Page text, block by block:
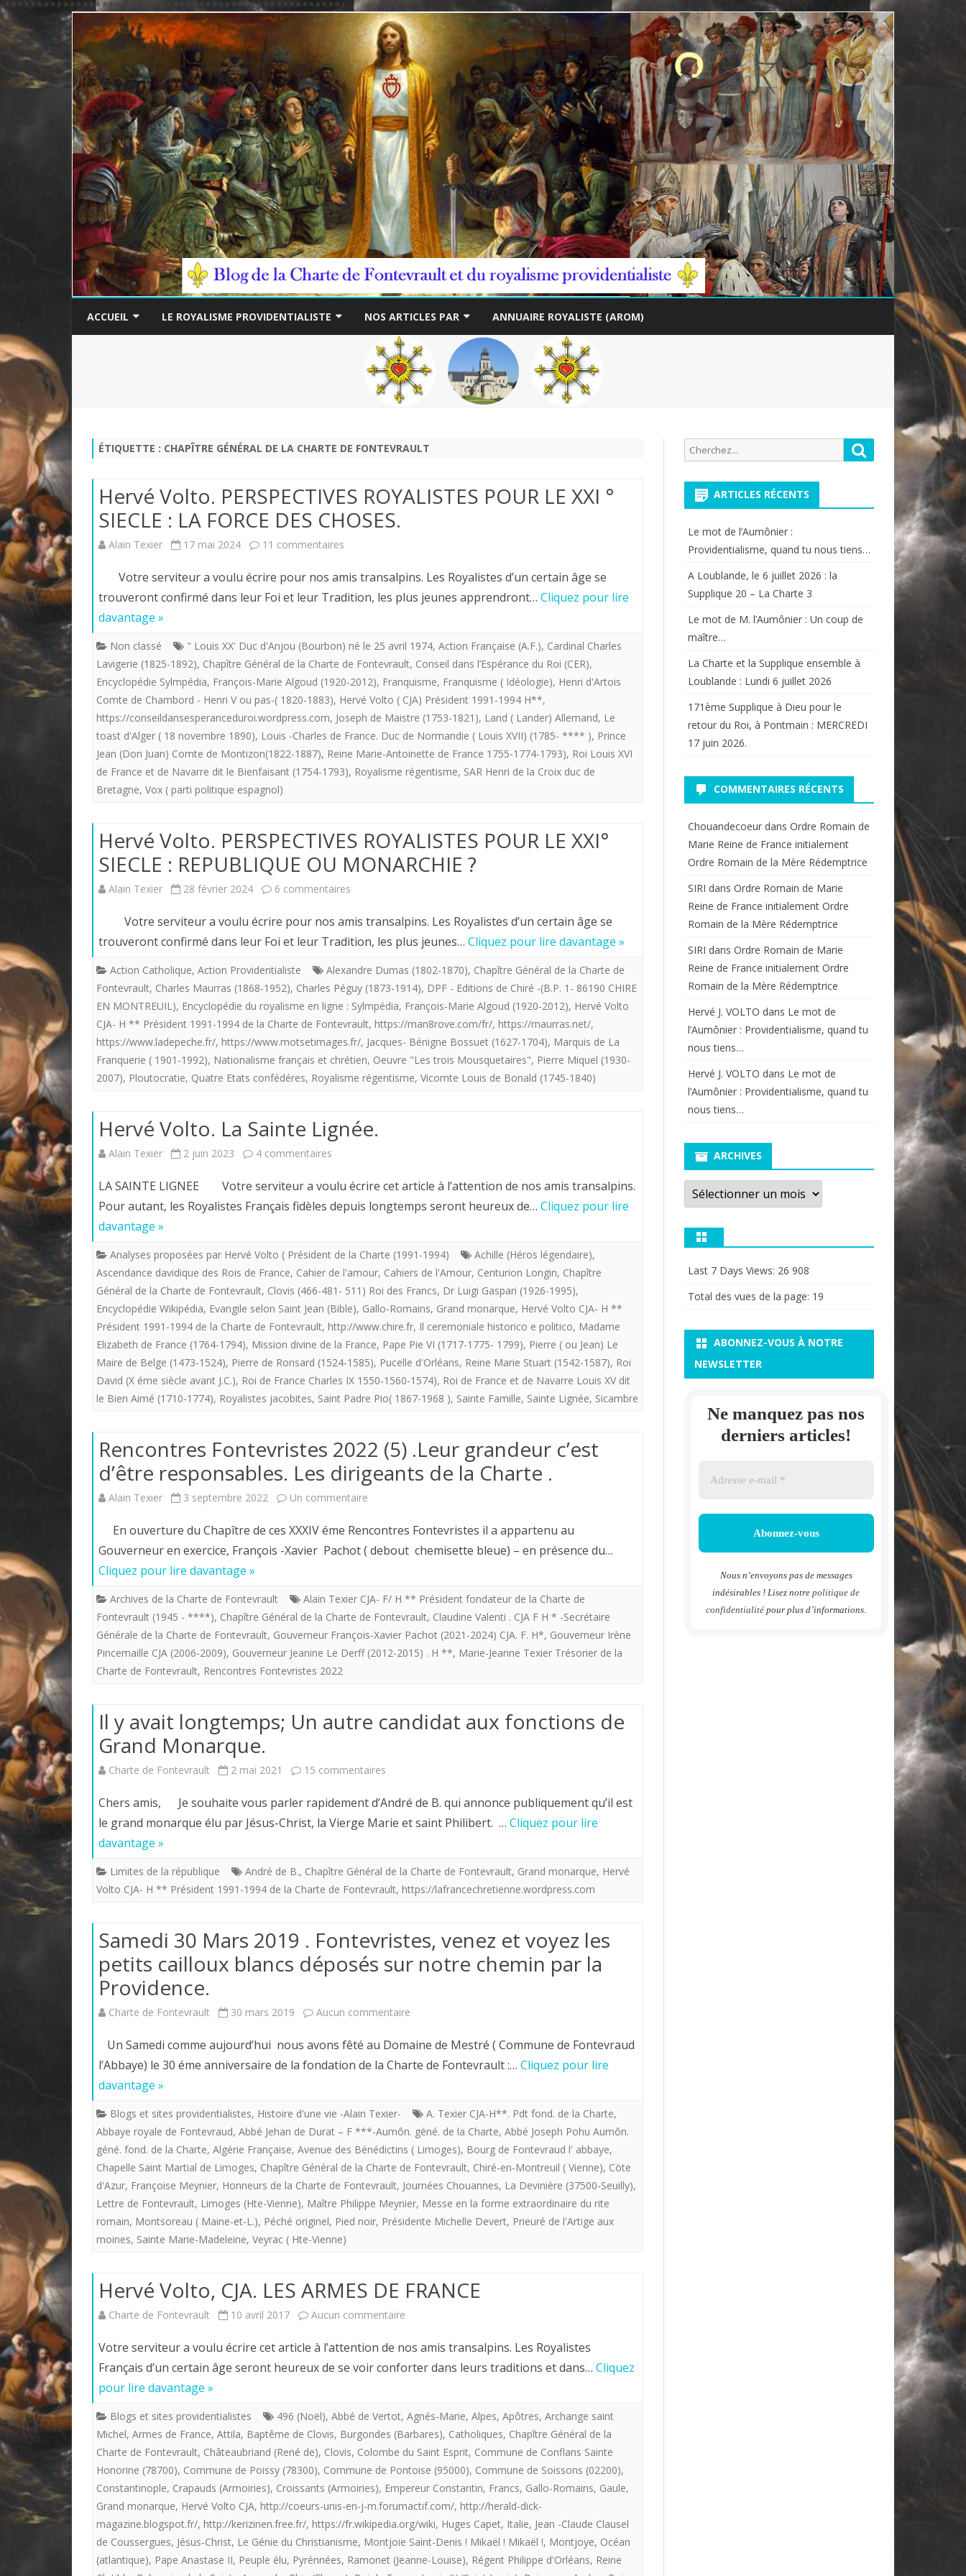
/****************************************************/
to
ACCUEIL LE ROYALISME PROVIDENTIALISTE NOS ARTICLES PAR
THÉME
AUTEUR
ANNUAIRE ROYALISTE (AROM)
ÉTIQUETTE : CHAPÎTRE GÉNÉRAL DE LA CHARTE DE FONTEVRAULT
Hervé Volto. PERSPECTIVES ROYALISTES POUR LE XXI °
SIECLE : LA FORCE DES CHOSES.
Alain Texier 17 mai 2024 11 commentaires
Volto.
ROYALISTES
POUR
LE
XXI
SIECLE
FORCE
DES
CHOSES.
Votre serviteur a voulu écrire pour nos amis transalpins. Les Royalistes d’un certain âge se
trouveront confirmé dans leur Foi et leur Tradition, les plus jeunes apprendront… Cliquez pour lire
davantage »
Non classé " Louis XX' Duc d'Anjou (Bourbon) né le 25 avril 1974, Action Française (A.F.), Cardinal Charles
Lavigerie (1825-1892), Chapître Général de la Charte de Fontevrault, Conseil dans l’Espérance du Roi (CER),
Encyclopédie Sylmpédia, François-Marie Algoud (1920-2012), Franquisme, Franquisme ( Idéologie), Henri d'Artois
Comte de Chambord - Henri V ou pas-( 1820-1883), Hervé Volto ( CJA) Président 1991-1994 H**,
https://conseildansesperanceduroi.wordpress.com, Joseph de Maistre (1753-1821), Land ( Lander) Allemand, Le
toast d'Alger ( 18 novembre 1890), Louis -Charles de France. Duc de Normandie ( Louis XVII) (1785- **** ), Prince
Jean (Don Juan) Comte de Montizon(1822-1887), Reine Marie-Antoinette de France 1755-1774-1793), Roi Louis XVI
de France et de Navarre dit le Bienfaisant (1754-1793), Royalisme régentisme, SAR Henri de la Croix duc de
Bretagne, Vox ( parti politique espagnol)
Hervé Volto. PERSPECTIVES ROYALISTES POUR LE XXI°
SIECLE : REPUBLIQUE OU MONARCHIE ?
Alain Texier 28 février 2024 6 commentaires
Volto.
PERSPECTIVES
ROYALISTES
POUR
LE
XXI°
SIECLE
REPUBLIQUE
MONARCHIE
?
Votre serviteur a voulu écrire pour nos amis transalpins. Les Royalistes d’un certain âge se
trouveront confirmé dans leur Foi et leur Tradition, les plus jeunes… Cliquez pour lire davantage »
Action Catholique, Action Providentialiste Alexandre Dumas (1802-1870), Chapître Général de la Charte de
Fontevrault, Charles Maurras (1868-1952), Charles Péguy (1873-1914), DPF - Editions de Chiré -(B.P. 1- 86190 CHIRE
EN MONTREUIL), Encyclopédie du royalisme en ligne : Sylmpédia, François-Marie Algoud (1920-2012), Hervé Volto
CJA- H ** Président 1991-1994 de la Charte de Fontevrault, https://man8rove.com/fr/, https://maurras.net/,
https://www.ladepeche.fr/, https://www.motsetimages.fr/, Jacques- Bénigne Bossuet (1627-1704), Marquis de La
Franquerie ( 1901-1992), Nationalisme français et chrétien, Oeuvre "Les trois Mousquetaires", Pierre Miquel (1930-
2007), Ploutocratie, Quatre Etats confédéres, Royalisme régentisme, Vicomte Louis de Bonald (1745-1840)
Hervé Volto. La Sainte Lignée.
Alain Texier 2 juin 2023 4 commentaires
Volto.
Sainte
Lignée.
LA SAINTE LIGNEE Votre serviteur a voulu écrire cet article à l’attention de nos amis transalpins.
Pour autant, les Royalistes Français fidèles depuis longtemps seront heureux de… Cliquez pour lire
davantage »
Analyses proposées par Hervé Volto ( Président de la Charte (1991-1994) Achille (Héros légendaire),
Ascendance davidique des Rois de France, Cahier de l'amour, Cahiers de l'Amour, Centurion Longin, Chapître
Général de la Charte de Fontevrault, Clovis (466-481- 511) Roi des Francs, Dr Luigi Gaspari (1926-1995),
Encyclopédie Wikipédia, Evangile selon Saint Jean (Bible), Gallo-Romains, Grand monarque, Hervé Volto CJA- H **
Président 1991-1994 de la Charte de Fontevrault, http://www.chire.fr, Il ceremoniale historico e politico, Madame
Elizabeth de France (1764-1794), Mission divine de la France, Pape Pie VI (1717-1775- 1799), Pierre ( ou Jean) Le
Maire de Belge (1473-1524), Pierre de Ronsard (1524-1585), Pucelle d'Orléans, Reine Marie Stuart (1542-1587), Roi
David (X éme siècle avant J.C.), Roi de France Charles IX 1550-1560-1574), Roi de France et de Navarre Louis XV dit
le Bien Aimé (1710-1774), Royalistes jacobites, Saint Padre Pio( 1867-1968 ), Sainte Famille, Sainte Lignée, Sicambre
Rencontres Fontevristes 2022 (5) .Leur grandeur c’est
d’être responsables. Les dirigeants de la Charte .
Alain Texier 3 septembre 2022 Un commentaire
Fontevristes
(5)
.Leur
grandeur
responsables.
dirigeants
de
la
.
En ouverture du Chapître de ces XXXIV éme Rencontres Fontevristes il a appartenu au
Gouverneur en exercice, François -Xavier Pachot ( debout chemisette bleue) – en présence du…
Cliquez pour lire davantage »
Archives de la Charte de Fontevrault
Alain Texier CJA- F/ H ** Président fondateur de la Charte de
Fontevrault (1945 - ****), Chapître Général de la Charte de Fontevrault, Claudine Valenti . CJA F H * -Secrétaire
Générale de la Charte de Fontevrault, Gouverneur François-Xavier Pachot (2021-2024) CJA. F. H*, Gouverneur Irène
Pincemaille CJA (2006-2009), Gouverneur Jeanine Le Derff (2012-2015) . H **, Marie-Jeanne Texier Trésorier de la
Charte de Fontevrault, Rencontres Fontevristes 2022
Il y avait longtemps; Un autre candidat aux fonctions de
Grand Monarque.
Charte de Fontevrault 2 mai 2021 15 commentaires
y
longtemps;
Un
candidat
aux
de
Grand
Monarque.
Chers amis, Je souhaite vous parler rapidement d’André de B. qui annonce publiquement qu’il est
le grand monarque élu par Jésus-Christ, la Vierge Marie et saint Philibert. … Cliquez pour lire
davantage »
Limites de la république André de B., Chapître Général de la Charte de Fontevrault, Grand monarque, Hervé
Volto CJA- H ** Président 1991-1994 de la Charte de Fontevrault, https://lafrancechretienne.wordpress.com
Samedi 30 Mars 2019 . Fontevristes, venez et voyez les
petits cailloux blancs déposés sur notre chemin par la
Providence.
Charte de Fontevrault 30 mars 2019 Aucun commentaire
30
2019
.
Fontevristes,
venez
et
petits
déposés
notre
chemin
par
la
Providence.
Un Samedi comme aujourd’hui nous avons fêté au Domaine de Mestré ( Commune de Fontevraud
l’Abbaye) le 30 éme anniversaire de la fondation de la Charte de Fontevrault :… Cliquez pour lire
davantage »
Blogs et sites providentialistes, Histoire d'une vie -Alain Texier- A. Texier CJA-H**. Pdt fond. de la Charte,
Abbaye royale de Fontevraud, Abbé Jehan de Durat – F ***-Aumôn. géné. de la Charte, Abbé Joseph Pohu Aumôn.
géné. fond. de la Charte, Algérie Française, Avenue des Bénédictins ( Limoges), Bourg de Fontevraud l' abbaye,
Chapelle Saint Martial de Limoges, Chapître Général de la Charte de Fontevrault, Chiré-en-Montreuil ( Vienne), Cöte
d'Azur, Françoise Meynier, Honneurs de la Charte de Fontevrault, Journées Chouannes, La Devinière (37500-Seuilly),
Lettre de Fontevrault, Limoges (Hte-Vienne), Maître Philippe Meynier, Messe en la forme extraordinaire du rite
romain, Montsoreau ( Maine-et-L.), Péché originel, Pied noir, Présidente Michelle Devert, Prieuré de l'Artige aux
moines, Sainte Marie-Madeleine, Veyrac ( Hte-Vienne)
Hervé Volto, CJA. LES ARMES DE FRANCE
Charte de Fontevrault 10 avril 2017 Aucun commentaire
Volto,
LES
ARMES
DE
FRANCE
Votre serviteur a voulu écrire cet article à l’attention de nos amis transalpins. Les Royalistes
Français d’un certain âge seront heureux de se voir conforter dans leurs traditions et dans… Cliquez
pour lire davantage »
Blogs et sites providentialistes 496 (Noël), Abbé de Vertot, Agnés-Marie, Alpes, Apôtres, Archange saint
Michel, Armes de France, Attila, Baptême de Clovis, Burgondes (Barbares), Catholiques, Chapître Général de la
Charte de Fontevrault, Châteaubriand (René de), Clovis, Colombe du Saint Esprit, Commune de Conflans Sainte
Honorine (78700), Commune de Poissy (78300), Commune de Pontoise (95000), Commune de Soissons (02200),
Constantinople, Crapauds (Armoiries), Croissants (Armoiries), Empereur Constantin, Francs, Gallo-Romains, Gaule,
Grand monarque, Hervé Volto CJA, http://coeurs-unis-en-j-m.forumactif.com/, http://herald-dick-
magazine.blogspot.fr/, http://kerizinen.free.fr/, https://fr.wikipedia.org/wiki, Huges Capet, Italie, Jean -Claude Clausel
de Coussergues, Jésus-Christ, Le Génie du Christianisme, Montjoie Saint-Denis ! Mikaël ! Mikaël !, Montjoye, Océan
(atlantique), Pape Anastase II, Peuple élu, Pyrénnées, Ramonet (Jeanne-Louise), Régent Philippe d'Orléans, Reine
Recherche
pour:
Rechercher
ARTICLES RÉCENTS
Le mot de l’Aumônier :
Providentialisme, quand tu nous tiens…
A Loublande, le 6 juillet 2026 : la
Supplique 20 – La Charte 3
Le mot de M. l’Aumônier : Un coup de
maître…
La Charte et la Supplique ensemble à
Loublande : Lundi 6 juillet 2026
171ème Supplique à Dieu pour le
retour du Roi, à Pontmain : MERCREDI
17 juin 2026.
COMMENTAIRES RÉCENTS
Chouandecoeurdans Ordre Romain de
Marie Reine de France initialement
Ordre Romain de la Mère Rédemptrice
SIRI dans Ordre Romain de Marie
Reine de France initialement Ordre
Romain de la Mère Rédemptrice
SIRI dans Ordre Romain de Marie
Reine de France initialement Ordre
Romain de la Mère Rédemptrice
Hervé J. VOLTO dans Le mot de
l’Aumônier : Providentialisme, quand tu
nous tiens…
Hervé J. VOLTO dans Le mot de
l’Aumônier : Providentialisme, quand tu
nous tiens…
ARCHIVES
Archives
Last 7 Days Views: 26 908
Total des vues de la page: 19
ABONNEZ-VOUS À NOTRE
NEWSLETTER
Ne manquez pas nos
derniers articles!
Nous n’envoyons pas de messages
indésirables ! Lisez notrepolitique de
confidentialité pour plus d’informations.